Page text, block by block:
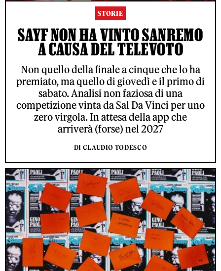
STORIE
SAYF NON HA VINTO SANREMO
A CAUSA DEL TELEVOTO
Non quello della finale a cinque che lo ha
premiato, ma quello di giovedì e il primo di
sabato. Analisi non faziosa di una
competizione vinta da Sal Da Vinci per uno
zero virgola. In attesa della app che
arriverà (forse) nel 2027
DI CLAUDIO TODESCO